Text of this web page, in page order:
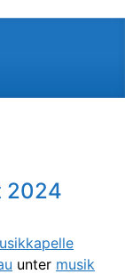
2024
unter musik